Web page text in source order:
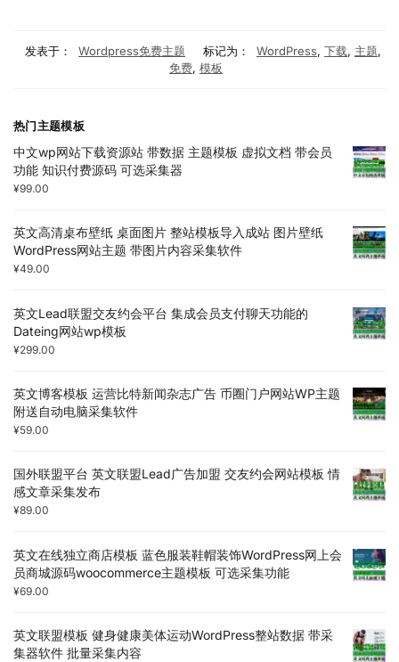
发表于： Wordpress免费主题 标记为： WordPress, 下载, 主题,
免费, 模板
热门主题模板
中文wp网站下载资源站 带数据 主题模板 虚拟文档 带会员
功能 知识付费源码 可选采集器
¥99.00
英文高清桌布壁纸 桌面图片 整站模板导入成站 图片壁纸
WordPress网站主题 带图片内容采集软件
¥49.00
英文Lead联盟交友约会平台 集成会员支付聊天功能的
Dateing网站wp模板
¥299.00
英文博客模板 运营比特新闻杂志广告 币圈门户网站WP主题
附送自动电脑采集软件
¥59.00
国外联盟平台 英文联盟Lead广告加盟 交友约会网站模板 情
感文章采集发布
¥89.00
英文在线独立商店模板 蓝色服装鞋帽装饰WordPress网上会
员商城源码woocommerce主题模板 可选采集功能
¥69.00
英文联盟模板 健身健康美体运动WordPress整站数据 带采
集器软件 批量采集内容